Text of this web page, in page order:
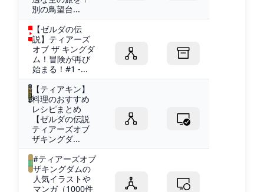
別の鳥望台...
【ゼルダの伝
説】ティアーズ
オブ ザ キングダ
ム！冒険が再び
始まる！#1 -...
【ティアキン】
料理のおすすめ
レシピまとめ
【ゼルダの伝説
ティアーズオブ
ザキングダ...
#ティアーズオブ
ザキングダムの
人気イラストや
マンガ（1000件